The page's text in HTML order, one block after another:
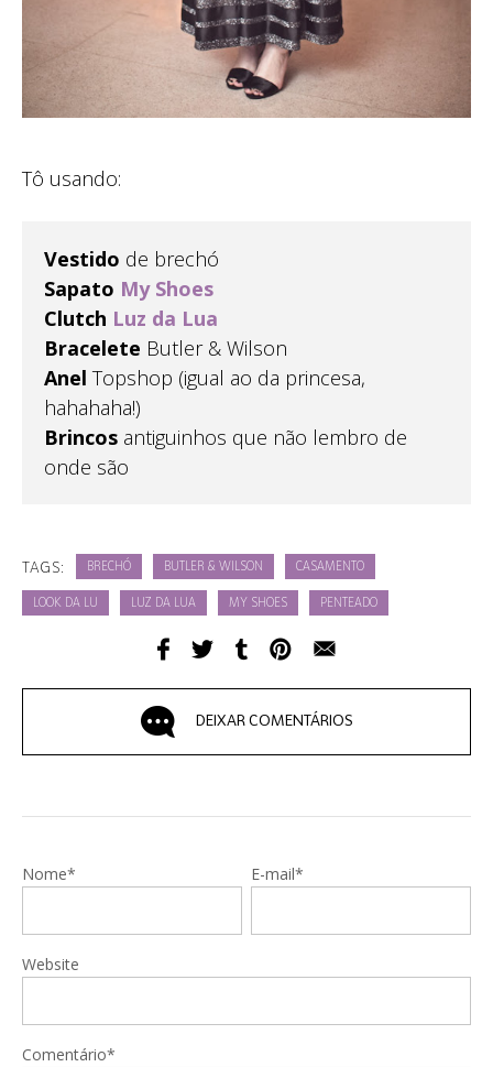
Tô usando:
Vestido de brechó
Sapato My Shoes
Clutch Luz da Lua
Bracelete Butler & Wilson
Anel Topshop (igual ao da princesa,
hahahaha!)
Brincos antiguinhos que não lembro de
onde são
TAGS: BRECHÓ BUTLER & WILSON CASAMENTO
LOOK DA LU LUZ DA LUA MY SHOES PENTEADO
DEIXAR COMENTÁRIOS
Nome* E-mail*
Website
Comentário*